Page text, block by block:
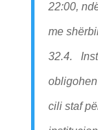
22:00,
me
32.4.
cili staf